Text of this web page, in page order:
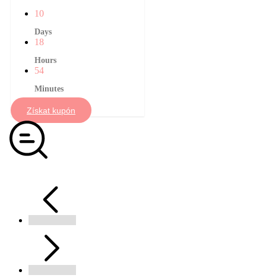
10
Days
18
Hours
54
Minutes
Získat kupón